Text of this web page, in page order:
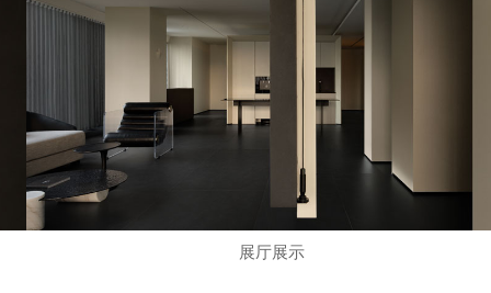
展厅展示